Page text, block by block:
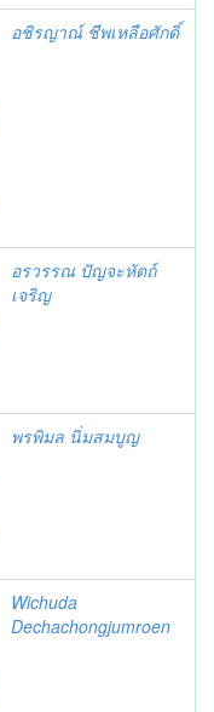
อชิรญาณ์ ชีพเหลือศักดิ์
อรวรรณ ปัญจะหัตถ์
เจริญ
พรพิมล นิ่มสมบูญ
Wichuda
Dechachongjumroen